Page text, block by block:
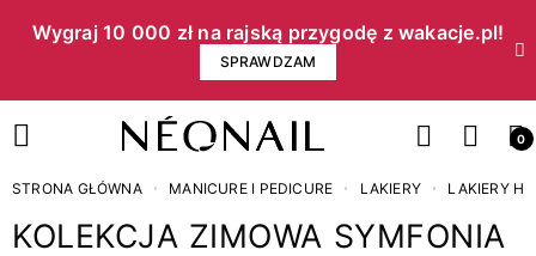
Wygraj 10 000 zł na rajską przygodę z wakacje.pl!​
SPRAWDZAM
0
STRONA GŁÓWNA MANICURE I PEDICURE LAKIERY LAKIERY
KOLEKCJA ZIMOWA SYMFONIA